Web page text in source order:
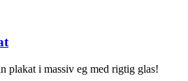
plakat i massiv eg med rigtig glas!